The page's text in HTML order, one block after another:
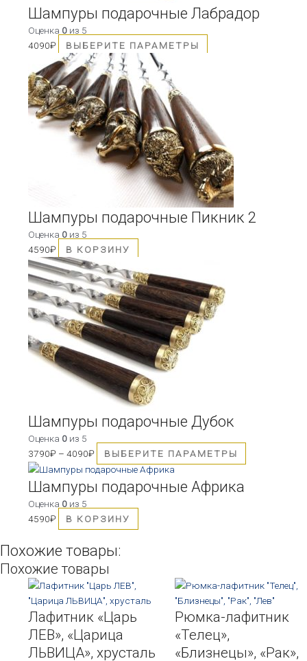
Шампуры подарочные Лабрадор
Оценка 0 из 5
4090₽ ВЫБЕРИТЕ ПАРАМЕТРЫ
товара.
Шампуры подарочные Пикник 2
Оценка 0 из 5
4590₽ В КОРЗИНУ
Шампуры подарочные Дубок
Оценка 0 из 5
3790₽ –4090₽ ВЫБЕРИТЕ ПАРАМЕТРЫ
Шампуры подарочные Африка
Оценка 0 из 5
4590₽ В КОРЗИНУ
Похожие товары:
Похожие товары
Лафитник «Царь
ЛЕВ», «Царица
ЛЬВИЦА», хрусталь
Рюмка-лафитник
«Телец»,
«Близнецы», «Рак»,